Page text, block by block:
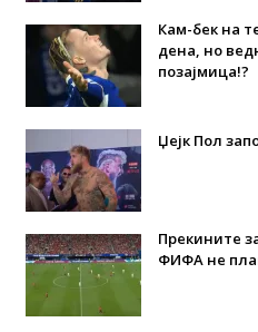
Кам-бек на
дена, но
позајмица!?
Џејк Пол
Прекините
ФИФА не